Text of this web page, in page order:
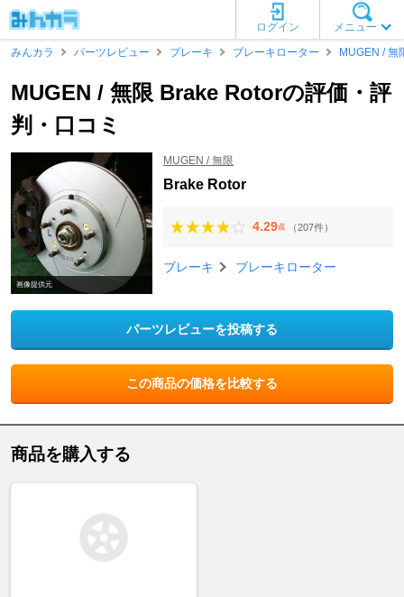
メニュー
ログイン
みんカラ
パーツレビュー ブレーキ ブレーキローター MUGEN / 無
MUGEN / 無限 Brake Rotorの評価・評
判・口コミ
画像提供元
MUGEN / 無限
Brake Rotor
4.29点 （207件）
ブレーキ ブレーキローター
パーツレビューを投稿する
この商品の価格を比較する
商品を購入する